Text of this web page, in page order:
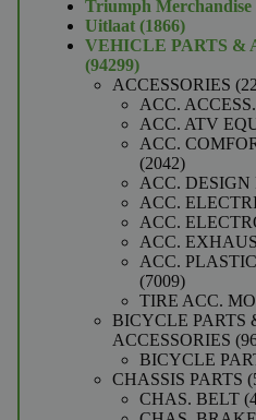
Triumph Merchandise
Uitlaat 18661866
producten
VEHICLE PARTS &
9429994299
producten
ACCESSORIES
ACC. ACCESS.
ACC. ATV
ACC.
20422042
producten
ACC. DESIGN
ACC.
ACC.
ACC.
ACC.
70097009
producten
TIRE ACC.
BICYCLE PARTS
ACCESSORIES
BICYCLE
CHASSIS PARTS
CHAS. BELT